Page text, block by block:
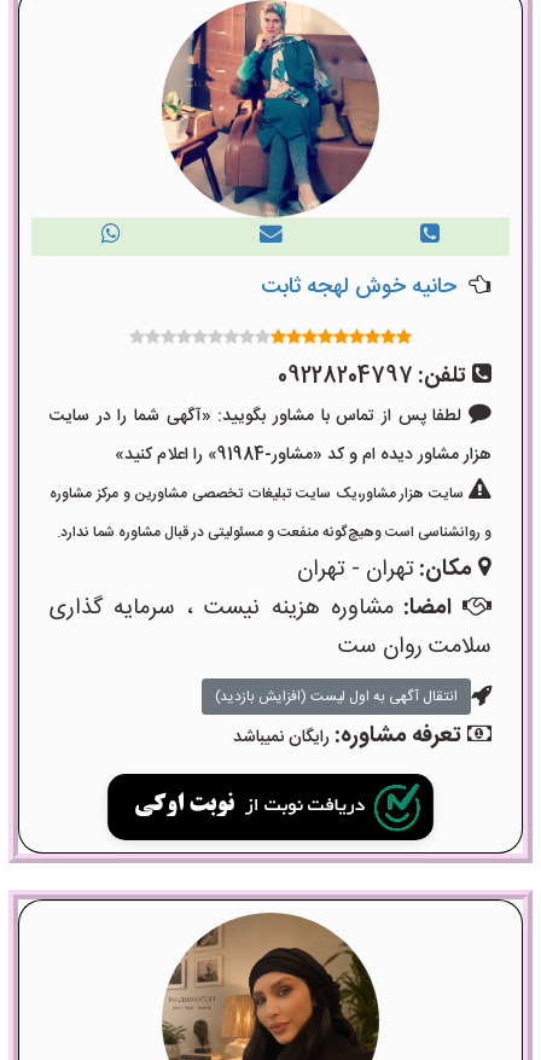
حانیه خوش لهجه ثابت
تلفن: 09228204797
لطفا پس از تماس با مشاور بگویید: «آگهی شما را در سایت
هزار مشاور دیده ام و کد «مشاور-91984» را اعلام کنید»
سایت هزار مشاور،یک سایت تبلیغات تخصصی مشاورین و مرکز مشاوره
و روانشناسی است وهیچ‌گونه منفعت و مسئولیتی در قبال مشاوره شما ندارد.
مکان:تهران - تهران
امضا:مشاوره هزینه نیست ، سرمایه گذاری
سلامت روان ست
انتقال آگهی به اول لیست (افزایش بازدید)
تعرفه مشاوره: رایگان نمیباشد